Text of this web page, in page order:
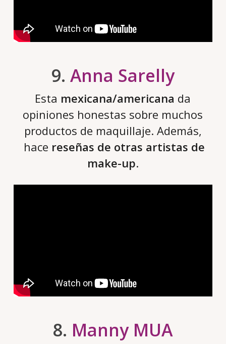
9. Anna Sarelly
Esta mexicana/americana da
opiniones honestas sobre muchos
productos de maquillaje. Además,
hace reseñas de otras artistas de
make-up.
8. Manny MUA